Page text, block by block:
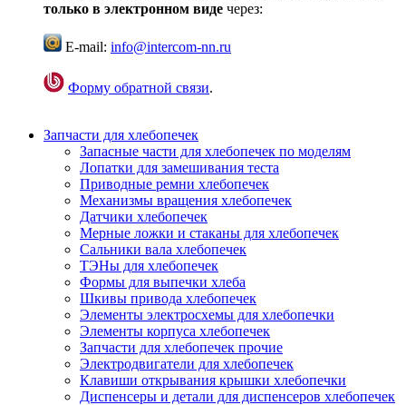
только в электронном виде через:
E-mail: info@intercom-nn.ru
Форму обратной связи.
Запчасти для хлебопечек
Запасные части для хлебопечек по моделям
Лопатки для замешивания теста
Приводные ремни хлебопечек
Механизмы вращения хлебопечек
Датчики хлебопечек
Мерные ложки и стаканы для хлебопечек
Сальники вала хлебопечек
ТЭНы для хлебопечек
Формы для выпечки хлеба
Шкивы привода хлебопечек
Элементы электросхемы для хлебопечки
Элементы корпуса хлебопечек
Запчасти для хлебопечек прочие
Электродвигатели для хлебопечек
Клавиши открывания крышки хлебопечки
Диспенсеры и детали для диспенсеров хлебопечек